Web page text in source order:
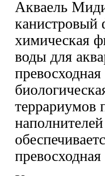
Акваель
канистровый
химическая
воды для
террариумов